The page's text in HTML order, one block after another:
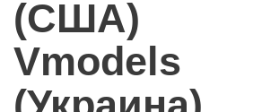
(США)
Vmodels